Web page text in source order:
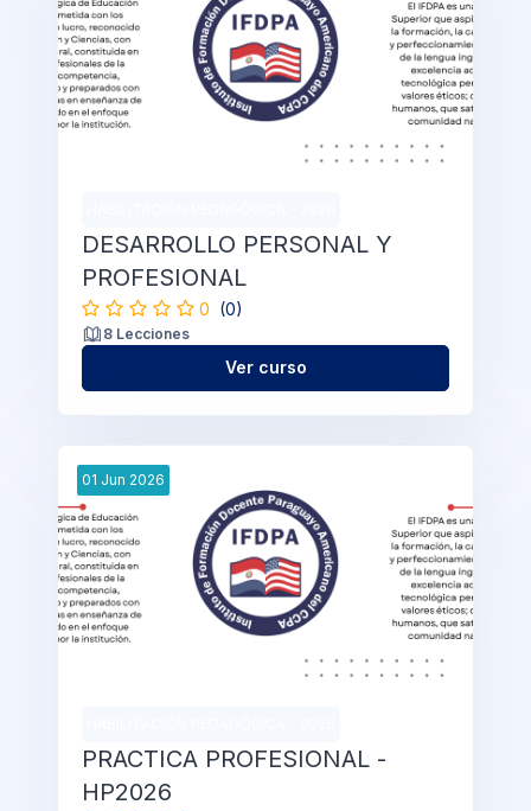
DESARROLLO PERSONAL Y
PROFESIONAL
0 (0)
8 Lecciones
Ver curso
01 Jun 2026
PRACTICA PROFESIONAL -
HP2026